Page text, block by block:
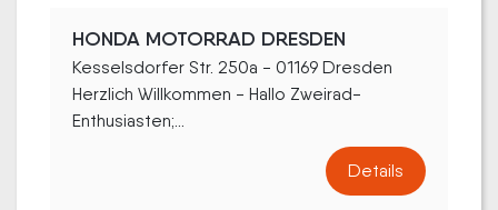
HONDA MOTORRAD DRESDEN
Kesselsdorfer Str. 250a - 01169 Dresden
Herzlich Willkommen - Hallo Zweirad-
Enthusiasten;...
Details